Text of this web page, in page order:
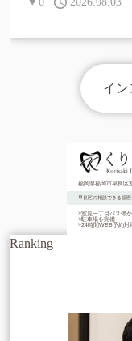
イン
福岡県福岡市早良区
早良区の相談できる歯医
室見一丁目バス停
駐車場を完備
24時間WEB予約対
Ranking